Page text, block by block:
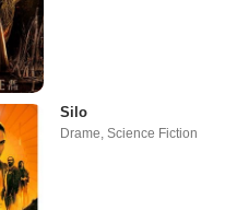
Silo
Drame, Science Fiction